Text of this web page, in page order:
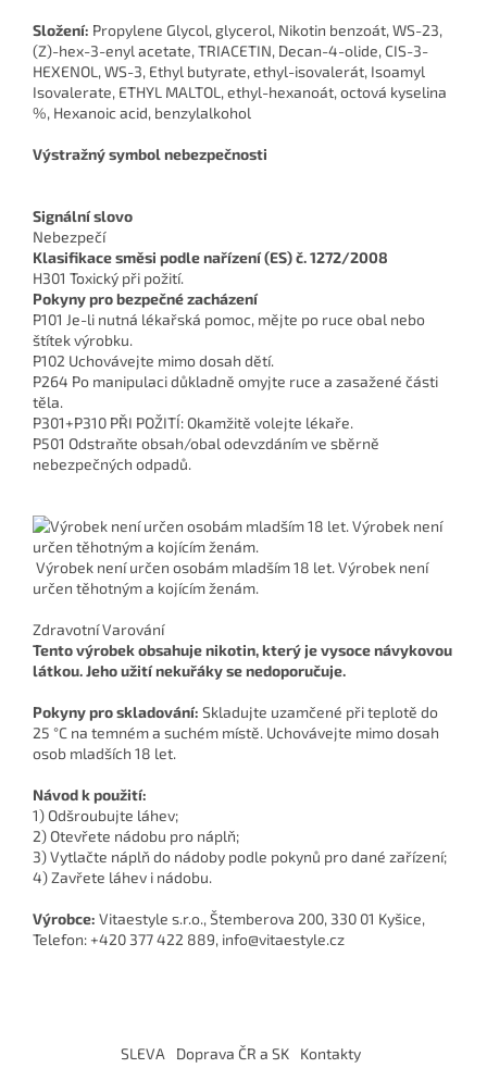
Složení: Propylene Glycol, glycerol, Nikotin benzoát, WS-23,
(Z)-hex-3-enyl acetate, TRIACETIN, Decan-4-olide, CIS-3-
HEXENOL, WS-3, Ethyl butyrate, ethyl-isovalerát, Isoamyl
Isovalerate, ETHYL MALTOL, ethyl-hexanoát, octová kyselina
%, Hexanoic acid, benzylalkohol
Výstražný symbol nebezpečnosti
Signální slovo
Nebezpečí
Klasifikace směsi podle nařízení (ES) č. 1272/2008
H301 Toxický při požití.
Pokyny pro bezpečné zacházení
P101 Je-li nutná lékařská pomoc, mějte po ruce obal nebo
štítek výrobku.
P102 Uchovávejte mimo dosah dětí.
P264 Po manipulaci důkladně omyjte ruce a zasažené části
těla.
P301+P310 PŘI POŽITÍ: Okamžitě volejte lékaře.
P501 Odstraňte obsah/obal odevzdáním ve sběrně
nebezpečných odpadů.
Výrobek není určen osobám mladším 18 let. Výrobek není
určen těhotným a kojícím ženám.
Zdravotní Varování
Tento výrobek obsahuje nikotin, který je vysoce návykovou
látkou. Jeho užití nekuřáky se nedoporučuje.
Pokyny pro skladování: Skladujte uzamčené při teplotě do
25 °C na temném a suchém místě. Uchovávejte mimo dosah
osob mladších 18 let.
Návod k použití:
1) Odšroubujte láhev;
2) Otevřete nádobu pro náplň;
3) Vytlačte náplň do nádoby podle pokynů pro dané zařízení;
4) Zavřete láhev i nádobu.
Výrobce: Vitaestyle s.r.o., Štemberova 200, 330 01 Kyšice,
Telefon: +420 377 422 889, info@vitaestyle.cz
SLEVA Doprava ČR a SK
Kontakty